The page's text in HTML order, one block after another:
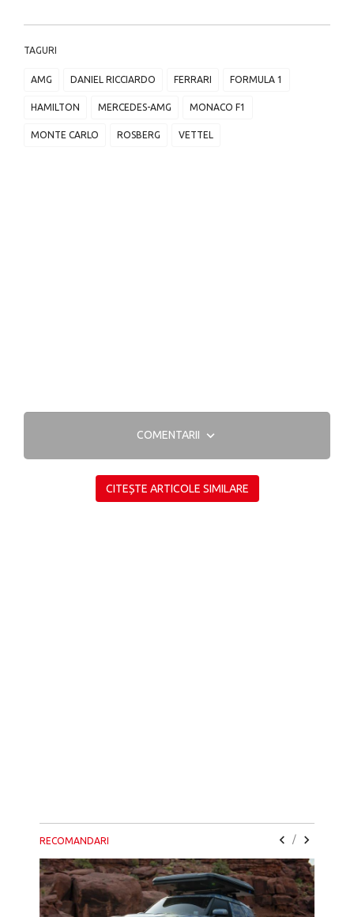
TAGURI
AMG DANIEL RICCIARDO FERRARI FORMULA 1
HAMILTON MERCEDES-AMG MONACO F1
MONTE CARLO ROSBERG VETTEL
COMENTARII
CITEȘTE ARTICOLE SIMILARE
RECOMANDARI /